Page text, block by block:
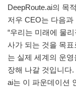
DeepRoute.ai의 목
저우 CEO는 다음과
“우리는 미래에 물
사가 되는 것을 목
는 실제 세계의 운
장해 나갈 것입니다
ai는 이 파운데이션